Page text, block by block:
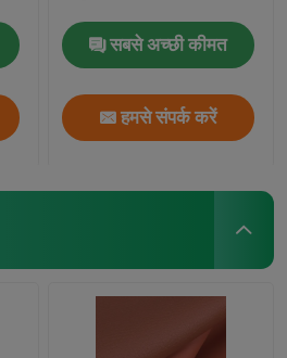
सबसे अच्छी कीमत
हमसे संपर्क करें